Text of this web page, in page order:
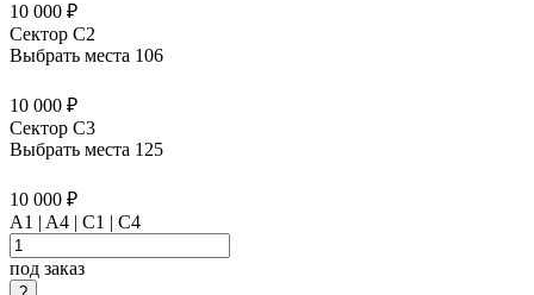
10 000 ₽
Сектор C2
Выбрать места 106
10 000 ₽
Сектор C3
Выбрать места 125
10 000 ₽
A1 | A4 | C1 | C4
под заказ